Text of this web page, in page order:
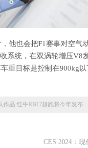
他也会把F1赛事对空气
系统，在双涡轮增压V8
重目标是控制在900kg
作品 红牛RB17超跑将今年发布
CES 2024：